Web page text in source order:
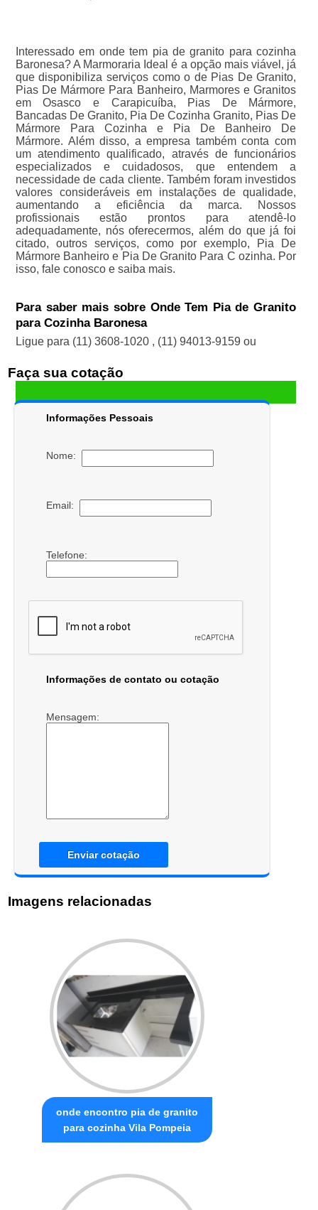
Interessado em onde tem pia de granito para cozinha
Baronesa? A Marmoraria Ideal é a opção mais viável, já
que disponibiliza serviços como o de Pias De Granito,
Pias De Mármore Para Banheiro, Marmores e Granitos
em Osasco e Carapicuíba, Pias De Mármore,
Bancadas De Granito, Pia De Cozinha Granito, Pias De
Mármore Para Cozinha e Pia De Banheiro De
Mármore. Além disso, a empresa também conta com
um atendimento qualificado, através de funcionários
especializados e cuidadosos, que entendem a
necessidade de cada cliente. Também foram investidos
valores consideráveis em instalações de qualidade,
aumentando a eficiência da marca. Nossos
profissionais estão prontos para atendê-lo
adequadamente, nós oferecermos, além do que já foi
citado, outros serviços, como por exemplo, Pia De
Mármore Banheiro e Pia De Granito Para C ozinha. Por
isso, fale conosco e saiba mais.
Para saber mais sobre Onde Tem Pia de Granito
para Cozinha Baronesa
Ligue para (11) 3608-1020 , (11) 94013-9159 ou
Faça sua cotação
Informações Pessoais
Nome:
Email:
Telefone:
Informações de contato ou cotação
Mensagem:
Enviar cotação
Imagens relacionadas
onde encontro pia de granito
para cozinha Vila Pompeia